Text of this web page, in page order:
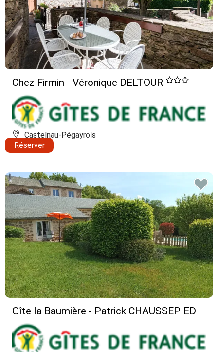
Chez Firmin - Véronique DELTOUR
Castelnau-Pégayrols
Réserver
Gîte la Baumière - Patrick CHAUSSEPIED